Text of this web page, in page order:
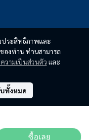
ซื้อเลย
ประสิทธิภาพและ
องท่าน ท่านสามารถ
วามเป็นส่วนตัว และ
ทั้งหมด
by jp-inter.com